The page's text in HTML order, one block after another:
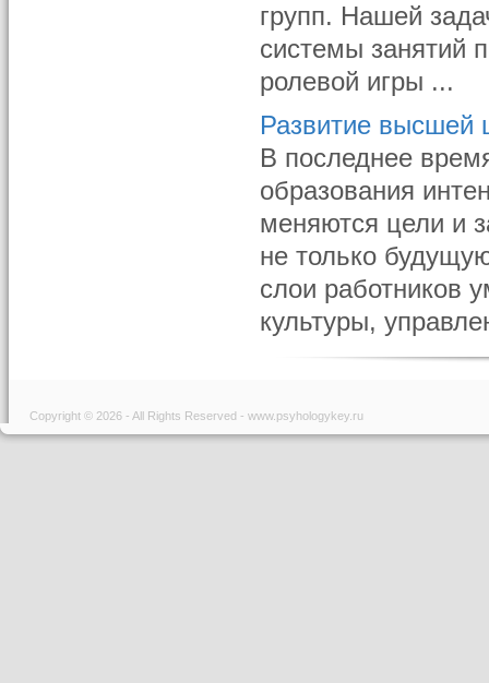
групп. Нашей
системы занятий
ролевой игры ...
Развитие
В последнее
образования
меняются цели и
не только
слои работников
культуры,
Copyright © 2026 - All Rights Reserved - www.psyhologykey.ru